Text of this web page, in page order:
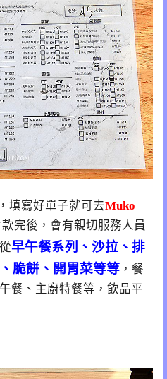
填寫好單子就可去Muko
完後，會有親切服務人員
早午餐系列、沙拉、排
脆餅、開胃菜等等 ，餐
餐、主廚特餐等，飲品平